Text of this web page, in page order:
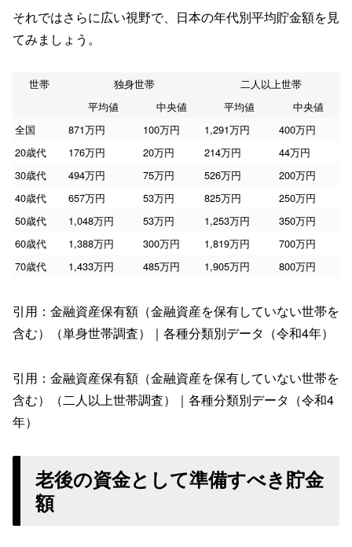
それではさらに広い視野で、日本の年代別平均貯金額を見
てみましょう。
世帯 独身世帯
二人以上世帯
平均値
中央値 平均値
中央値
全国
871万円 100万円 1,291万円
400万円
20歳代
176万円 20万円 214万円
44万円
30歳代
494万円 75万円 526万円
200万円
40歳代
657万円 53万円 825万円
250万円
50歳代
1,048万円 53万円 1,253万円
350万円
60歳代
1,388万円 300万円 1,819万円
700万円
70歳代
1,433万円 485万円 1,905万円 800万円
引用：金融資産保有額（金融資産を保有していない世帯を
含む）（単身世帯調査）｜各種分類別データ（令和4年）
引用：金融資産保有額（金融資産を保有していない世帯を
含む）（二人以上世帯調査）｜各種分類別データ（令和4
年）
老後の資金として準備すべき貯金
額